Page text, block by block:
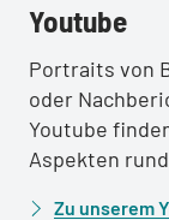
:
Youtube
Portraits von
oder
Youtube
Aspekten
Zu unserem